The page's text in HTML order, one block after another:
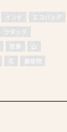
インド
エコバッグ
ラダック
夜景
山
花
農産物